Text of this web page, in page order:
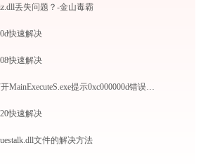
丢失问题？-金山毒霸
快速解决
快速解决
税控发票开票打开MainExecuteS.exe提示0xc000000d错误码怎么办
快速解决
文件的解决方法